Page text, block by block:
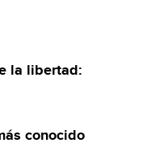
la libertad:
conocido